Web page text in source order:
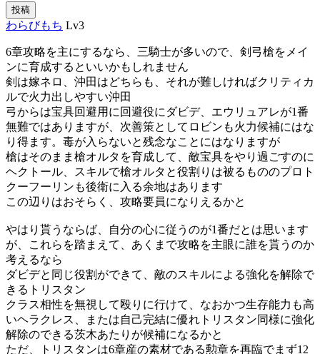
投稿
わらびもち Lv3
6章攻略を主にするなら、三騎士が多いので、剣弓槍をメイ
ンに育成するといいかもしれません
剣は嫁ネロ、沖田はどちらも、それが難しければクリティカ
ルで火力出しやすい沖田
弓からは宝具回避用に回避役にダビデ、エウリュアレが1番
無難ではありますが、次善策としてロビンも火力候補にはな
り得ます。毒が入らないと残念なことにはなりますが
槍はそのまま槍オルタを育成して、敵宝具をやり過ごすのに
ヘクトール、スキルで槍オルタと役割りは被るもののプロト
クーフーリンも後衛に入る余地はあります
この辺りはおそらく、攻略要員になりえるかと
やはり貰うならば、自分の心に従うのが1番だとは思います
が、これらを踏まえて、あくまで攻略を主眼に誰を貰うのか
考えるなら
ダビデと同じ役割ができて、敵のスキルによる強化を解除で
きるトリスタン
クラス相性を無視して殴りに行けて、なおかつ生存能力も高
いヘラクレス、または自己完結に優れトリスタン同様に強化
解除のできる茨木あたりが候補になるかと
ただ、トリスタンは6章産の素材である勲章を再臨でまず12